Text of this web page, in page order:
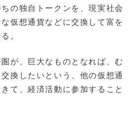
の独自トークンを、現実社会
仮想通貨などに交換して富を
。
が、巨大なものとなれば、む
換したいという、他の仮想通
て、経済活動に参加すること